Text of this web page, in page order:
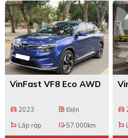
VinFast VF8 Eco AWD
directions_car 2023 local_gas_station Điện
emoji_flags Lắp ráp edit_road57.000km
directions_car
emoji_flags